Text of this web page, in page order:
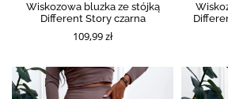
Wiskozowa bluzka ze stójką
Different Story czarna
109,99 zł